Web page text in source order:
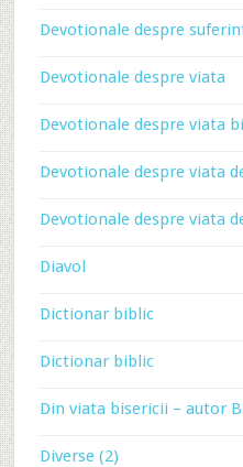
Devotionale despre
Devotionale despre viata
Devotionale despre viata
Devotionale despre viata
Devotionale despre viata
Diavol
Dictionar biblic
Dictionar biblic
Din viata bisericii – autor
Diverse (2)